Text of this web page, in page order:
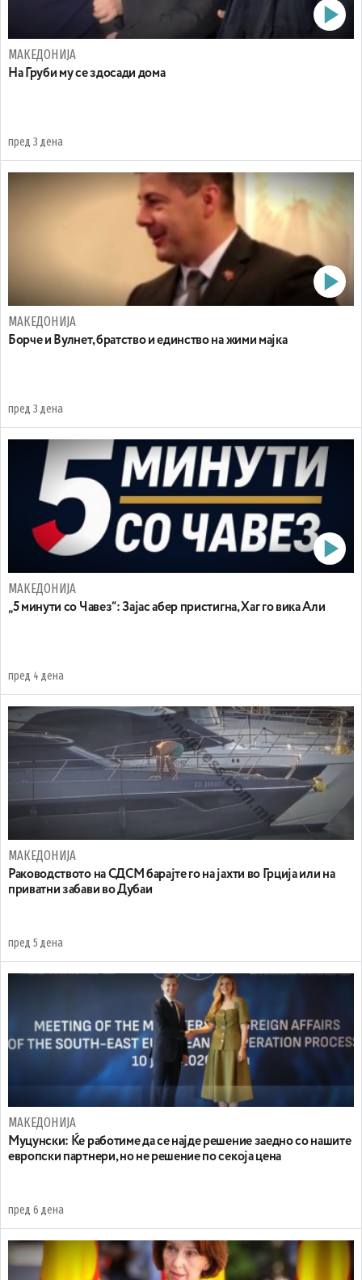
МАКЕДОНИЈА
На Груби му се здосади дома
пред 3 дена
МАКЕДОНИЈА
Борче и Вулнет, братство и единство на жими мајка
пред 3 дена
МАКЕДОНИЈА
„5 минути со Чавез“: Зајас абер пристигна, Хаг го вика Али
пред 4 дена
МАКЕДОНИЈА
Раководството на СДСМ барајте го на јахти во Грција или на
приватни забави во Дубаи
пред 5 дена
МАКЕДОНИЈА
Муцунски: Ќе работиме да се најде решение заедно со нашите
европски партнери, но не решение по секоја цена
пред 6 дена